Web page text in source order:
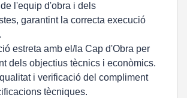
l'equip d'obra i dels
garantint la correcta execució
estreta amb el/la Cap d'Obra per
dels objectius tècnics i econòmics.
i verificació del compliment
tècniques.